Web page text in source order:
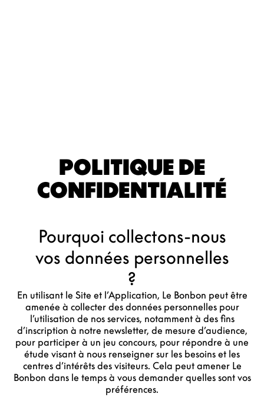
POLITIQUE DE
CONFIDENTIALITÉ
Pourquoi collectons-nous
vos données personnelles
?
En utilisant le Site et l’Application, Le Bonbon peut être
amenée à collecter des données personnelles pour
l’utilisation de nos services, notamment à des fins
d’inscription à notre newsletter, de mesure d’audience,
pour participer à un jeu concours, pour répondre à une
étude visant à nous renseigner sur les besoins et les
centres d’intérêts des visiteurs. Cela peut amener Le
Bonbon dans le temps à vous demander quelles sont vos
préférences.